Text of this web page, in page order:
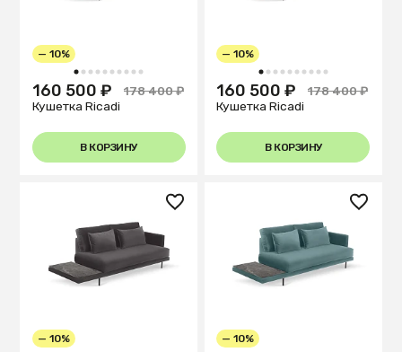
1 2 3 4 5 6 7 8 9 10
— 10%
160 500 ₽
178 400 ₽
Кушетка Ricadi
В КОРЗИНУ
1 2 3 4 5 6 7 8 9 10
— 10%
160 500 ₽
178 400 ₽
Кушетка Ricadi
В КОРЗИНУ
— 10% — 10%